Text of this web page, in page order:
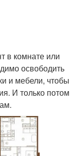
в комнате или
освободить
и мебели, чтобы
И только потом